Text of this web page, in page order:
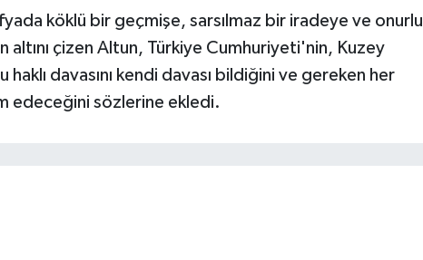
köklü bir geçmişe, sarsılmaz bir iradeye ve onurlu
altını çizen Altun, Türkiye Cumhuriyeti'nin, Kuzey
haklı davasını kendi davası bildiğini ve gereken her
edeceğini sözlerine ekledi.